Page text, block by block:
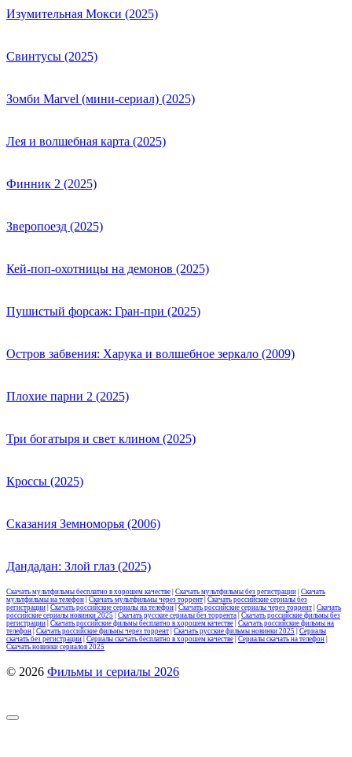
Изумительная Мокси (2025)
Свинтусы (2025)
Зомби Marvel (мини-сериал) (2025)
Лея и волшебная карта (2025)
Финник 2 (2025)
Зверопоезд (2025)
Кей-поп-охотницы на демонов (2025)
Пушистый форсаж: Гран-при (2025)
Остров забвения: Харука и волшебное зеркало (2009)
Плохие парни 2 (2025)
Три богатыря и свет клином (2025)
Кроссы (2025)
Сказания Земноморья (2006)
Дандадан: Злой глаз (2025)
Скачать мультфильмы бесплатно в хорошем качестве Скачать мультфильмы без регистрации Скачать
мультфильмы на телефон Скачать мультфильмы через торрент Скачать российские сериалы без
регистрации Скачать российские сериалы на телефон Скачать российские сериалы через торрент Скачать
российские сериалы новинки 2025
Скачать русские сериалы без торрента Скачать российские фильмы без
регистрации Скачать российские фильмы бесплатно в хорошем качестве Скачать российские фильмы на
телефон Скачать российские фильмы через торрент Скачать русские фильмы новинки 2025
Сериалы
скачать без регистрации Сериалы скачать бесплатно в хорошем качестве Сериалы скачать на телефон
Скачать новинки сериалов 2025
© 2026 Фильмы и сериалы 2026